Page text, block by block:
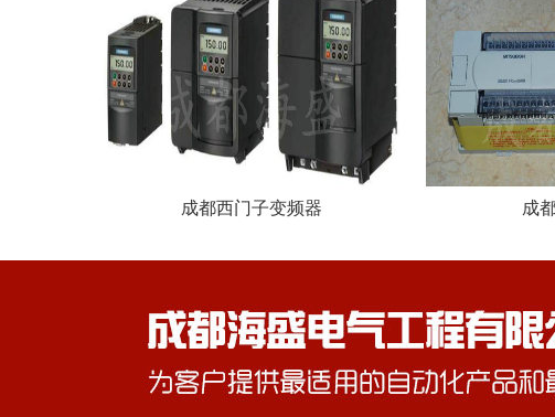
成都西门子变频器 成